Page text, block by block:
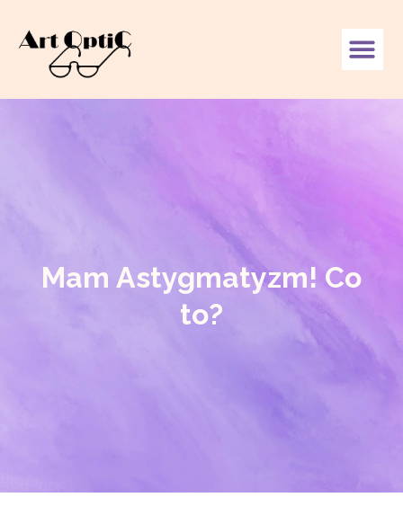
Mam Astygmatyzm! Co
to?